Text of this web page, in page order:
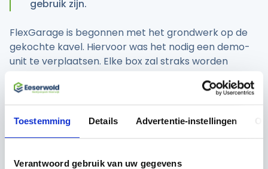
Toestemming Details Advertentie-instellingen
Verantwoord gebruik van uw gegevens
gebruik zijn.
FlexGarage is begonnen met het grondwerk op de
gekochte kavel. Hiervoor was het nodig een demo-
unit te verplaatsen. Elke box zal straks worden
stroomaansluiting, verlichting en internet. Centraal
krijgt het te ontwikkelen ‘Flexpark’ sanitaire
voorzieningen (toilet, wastafel en uitstortgootsteen).